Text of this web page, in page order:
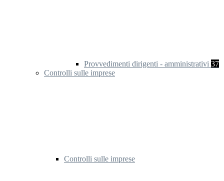
Provvedimenti dirigenti - amministrativi 37
Controlli sulle imprese
Controlli sulle imprese